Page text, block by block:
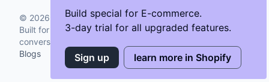
Build special for E-commerce.
3-day trial for all upgraded features.
Sign up learn more in Shopify
© 2026 GenCybers Inc. All rights reserved.
Built for storefronts that want faster answers and cleaner
conversions.
Blogs